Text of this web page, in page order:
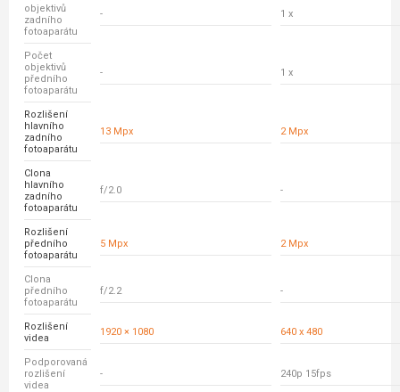
objektivů
zadního
fotoaparátu
- 1 x
Počet
objektivů
předního
fotoaparátu
- 1 x
Rozlišení
hlavního
zadního
fotoaparátu
13 Mpx 2 Mpx
Clona
hlavního
zadního
fotoaparátu
f/2.0 -
Rozlišení
předního
fotoaparátu
5 Mpx 2 Mpx
Clona
předního
fotoaparátu
f/2.2 -
Rozlišení
videa
1920 × 1080 640 x 480
Podporovaná
rozlišení
videa
- 240p 15fps